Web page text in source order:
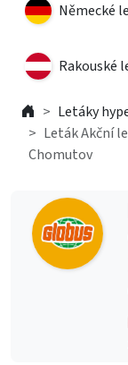
Německé
Rakouské
Letáky
Leták Akční
Chomutov